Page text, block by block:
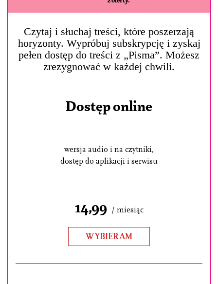
Czytaj i słuchaj treści, które poszerzają
horyzonty. Wypróbuj subskrypcję i zyskaj
pełen dostęp do treści z „Pisma”. Możesz
zrezygnować w każdej chwili.
Dostęp online
wersja audio i na czytniki,
dostęp do aplikacji i serwisu
14,99 / miesiąc
WYBIERAM